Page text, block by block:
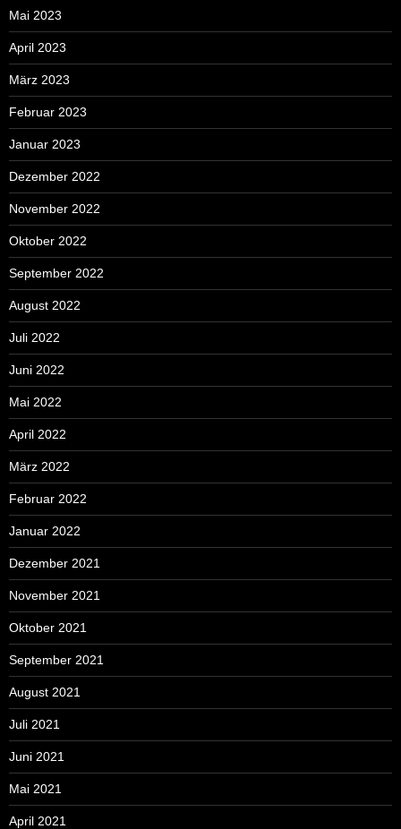
Mai 2023
April 2023
März 2023
Februar 2023
Januar 2023
Dezember 2022
November 2022
Oktober 2022
September 2022
August 2022
Juli 2022
Juni 2022
Mai 2022
April 2022
März 2022
Februar 2022
Januar 2022
Dezember 2021
November 2021
Oktober 2021
September 2021
August 2021
Juli 2021
Juni 2021
Mai 2021
April 2021